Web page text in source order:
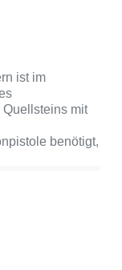
ist im
mit
benötigt,